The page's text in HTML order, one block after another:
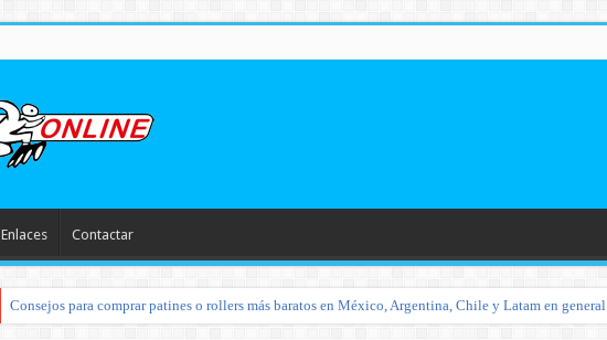
Enlaces Contactar
Consejos para comprar patines o rollers más baratos en México, Argentina, Chile y Latam en general